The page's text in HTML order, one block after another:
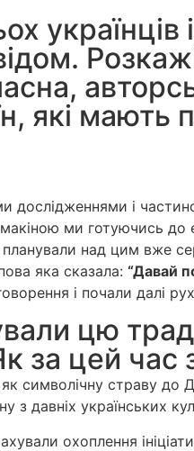
які мають
і
ми готуючись до
над цим вже
яка сказала: “Давай
і почали далі
цю
за цей час
символічну страву до
давніх українських
охоплення